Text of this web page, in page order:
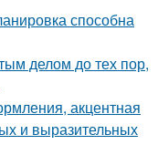
способна
делом до тех пор,
акцентная
и выразительных